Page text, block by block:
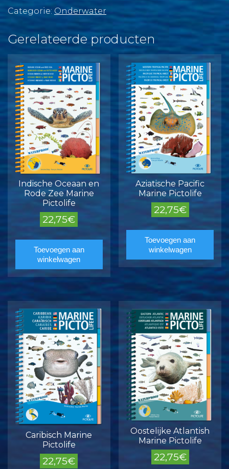
Categorie: Onderwater
Gerelateerde producten
Indische Oceaan en
Rode Zee Marine
Pictolife
22,75€
Toevoegen aan
winkelwagen
Aziatische Pacific
Marine Pictolife
22,75€
Toevoegen aan
winkelwagen
Caribisch Marine
Pictolife
22,75€
Oostelijke Atlantish
Marine Pictolife
22,75€